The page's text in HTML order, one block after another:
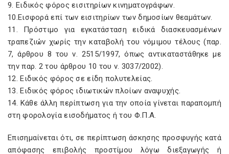
9. Ειδικός φόρος εισιτηρίων κινηματογράφων.
10.Εισφορά επί των εισιτηρίων των δημοσίων θεαμάτων.
11. Πρόστιμο για εγκατάσταση ειδικά διασκευασμένων
τραπεζιών χωρίς την καταβολή του νόμιμου τέλους (παρ.
7, άρθρου 8 του ν. 2515/1997, όπως αντικαταστάθηκε με
την παρ. 2 του άρθρου 10 του ν. 3037/2002).
12. Ειδικός φόρος σε είδη πολυτελείας.
13. Ειδικός φόρος ιδιωτικών πλοίων αναψυχής.
14. Κάθε άλλη περίπτωση για την οποία γίνεται παραπομπή
στη φορολογία εισοδήματος ή του Φ.Π.Α.
Επισημαίνεται ότι, σε περίπτωση άσκησης προσφυγής κατά
απόφασης επιβολής προστίμου λόγω διεξαγωγής ή